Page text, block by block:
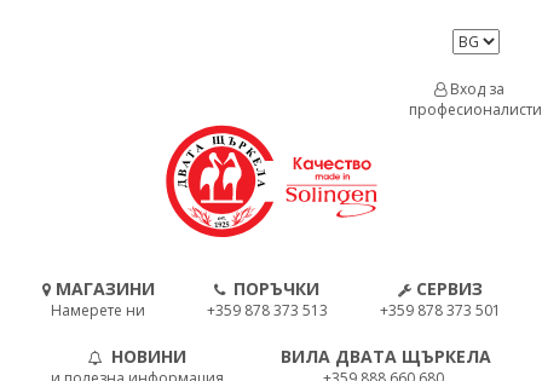
МАГАЗИНИ
Намерете ни
ПОРЪЧКИ
+359 878 373 513
СЕРВИЗ
+359 878 373 501
НОВИНИ ВИЛА ДВАТА ЩЪРКЕЛА
Вход за
професионалисти